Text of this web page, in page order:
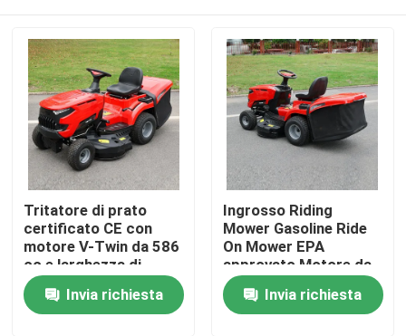
Casa.
Prodotti
Tritatore di prato
certificato CE con
motore V-Twin da 586
cc e larghezza di
taglio di 40,2 pollici
con catturatore di
erba da 245 litri
Invia richiesta
Ingrosso Riding
Mower Gasoline Ride
On Mower EPA
approvato Motore da
420cc 38" Larghezza
di taglio Tractor per
prato OEM supporto
Invia richiesta